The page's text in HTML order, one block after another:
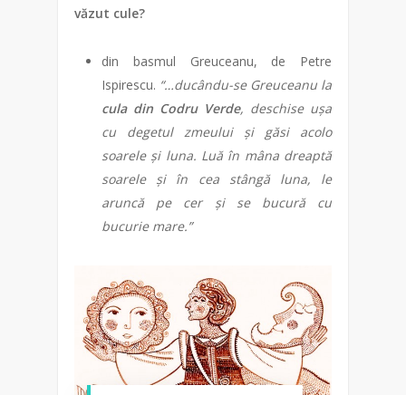
văzut cule?
din basmul Greuceanu, de Petre
Ispirescu. “…ducându-se Greuceanu la
cula din Codru Verde, deschise ușa
cu degetul zmeului și găsi acolo
soarele și luna. Luă în mâna dreaptă
soarele și în cea stângă luna, le
aruncă pe cer și se bucură cu
bucurie mare.”